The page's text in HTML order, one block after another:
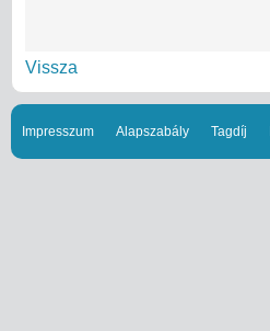
Vissza
Impresszum Alapszabály Tagdíj